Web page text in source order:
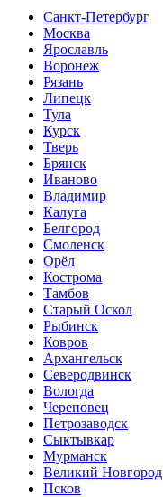
Санкт-Петербург
Москва
Ярославль
Воронеж
Рязань
Липецк
Тула
Курск
Тверь
Брянск
Иваново
Владимир
Калуга
Белгород
Смоленск
Орёл
Кострома
Тамбов
Старый Оскол
Рыбинск
Ковров
Архангельск
Северодвинск
Вологда
Череповец
Петрозаводск
Сыктывкар
Мурманск
Великий Новгород
Псков